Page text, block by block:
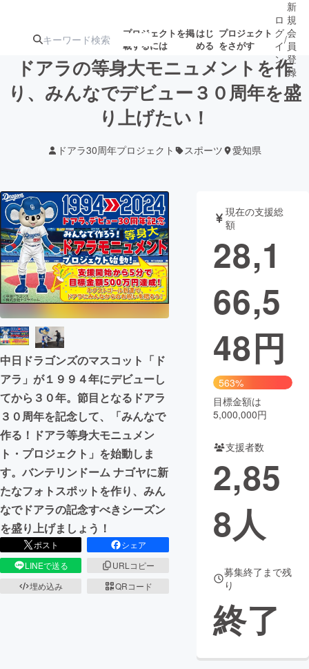
プロジェクトを掲
載するには
はじ
める
プロジェクト
をさがす
注目の新着プロ募集終了が近いプ
テクノロジー・ガジェット
映像・映画 書籍・雑誌
ビジネス・起業 チャレンジ
CAMPFIRE for Social Good
CAMPFIRE Creation
CAMPFIREふるさと納税machi-ya コミュニティ
ロ
グ
イ
ン
/
新
規
会
員
登
録
ドアラの等身大モニュメントを作
り、みんなでデビュー３０周年を盛
り上げたい！
ドアラ30周年プロジェクト スポーツ 愛知県
中日ドラゴンズのマスコット「ド
アラ」が１９９４年にデビューし
てから３０年。節目となるドアラ
３０周年を記念して、「みんなで
作る！ドアラ等身大モニュメン
ト・プロジェクト」を始動しま
す。バンテリンドーム ナゴヤに新
たなフォトスポットを作り、みん
なでドアラの記念すべきシーズン
を盛り上げましょう！
ポスト
シェア
LINEで送る
URLコピー
埋め込み
QRコード
現在の支援総
額
28,1
66,5
48円
563%
目標金額は
5,000,000円
支援者数
2,85
8人
募集終了まで残
り
終了